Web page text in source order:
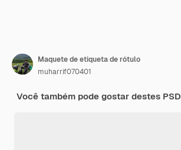
Maquete de etiqueta de rótulo
muharrif070401
Você também pode gostar destes PSD